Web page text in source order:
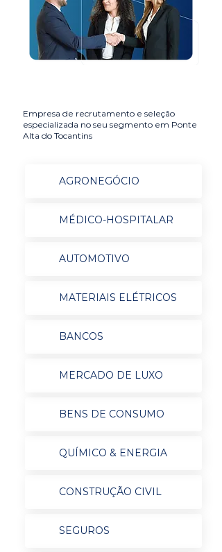
Empresa de recrutamento e seleção
especializada no seu segmento em Ponte
Alta do Tocantins
AGRONEGÓCIO
MÉDICO-HOSPITALAR
AUTOMOTIVO
MATERIAIS ELÉTRICOS
BANCOS
MERCADO DE LUXO
BENS DE CONSUMO
QUÍMICO & ENERGIA
CONSTRUÇÃO CIVIL
SEGUROS